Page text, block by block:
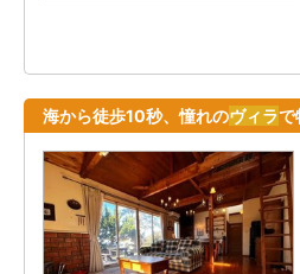
海から徒歩10秒、憧れのヴィラで